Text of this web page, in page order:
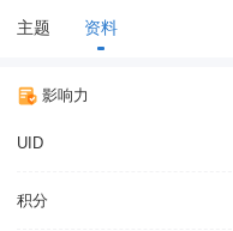
主题 资料
影响力
UID
积分